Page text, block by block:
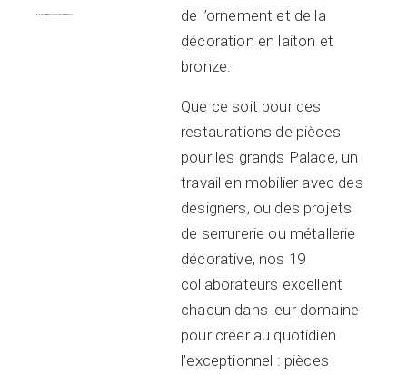
de l’ornement et de la
décoration en laiton et
bronze.
Que ce soit pour des
restaurations de pièces
pour les grands Palace, un
travail en mobilier avec des
designers, ou des projets
de serrurerie ou métallerie
décorative, nos 19
collaborateurs excellent
chacun dans leur domaine
pour créer au quotidien
l’exceptionnel : pièces